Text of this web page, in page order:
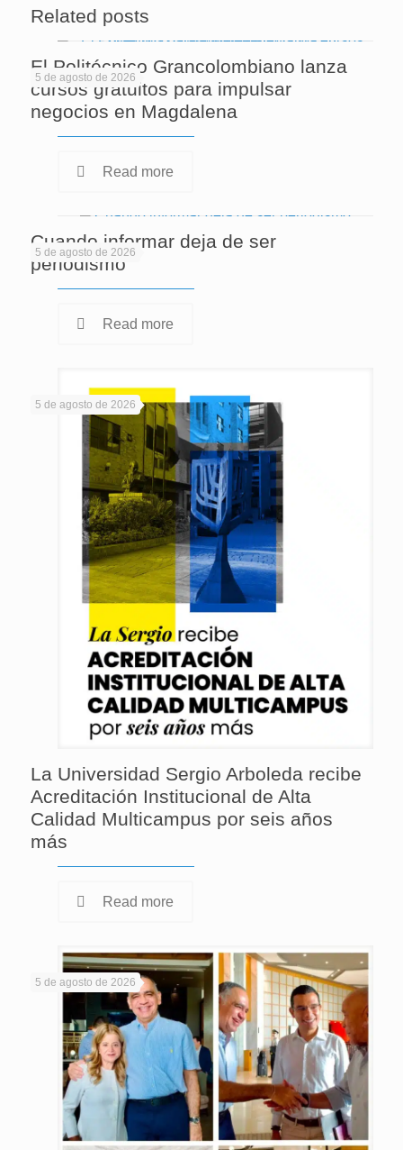
Related posts
5 de agosto de 2026
El Politécnico Grancolombiano lanza
cursos gratuitos para impulsar
negocios en Magdalena
Read more
5 de agosto de 2026
Cuando informar deja de ser
periodismo
Read more
5 de agosto de 2026
La Universidad Sergio Arboleda recibe
Acreditación Institucional de Alta
Calidad Multicampus por seis años
más
Read more
5 de agosto de 2026